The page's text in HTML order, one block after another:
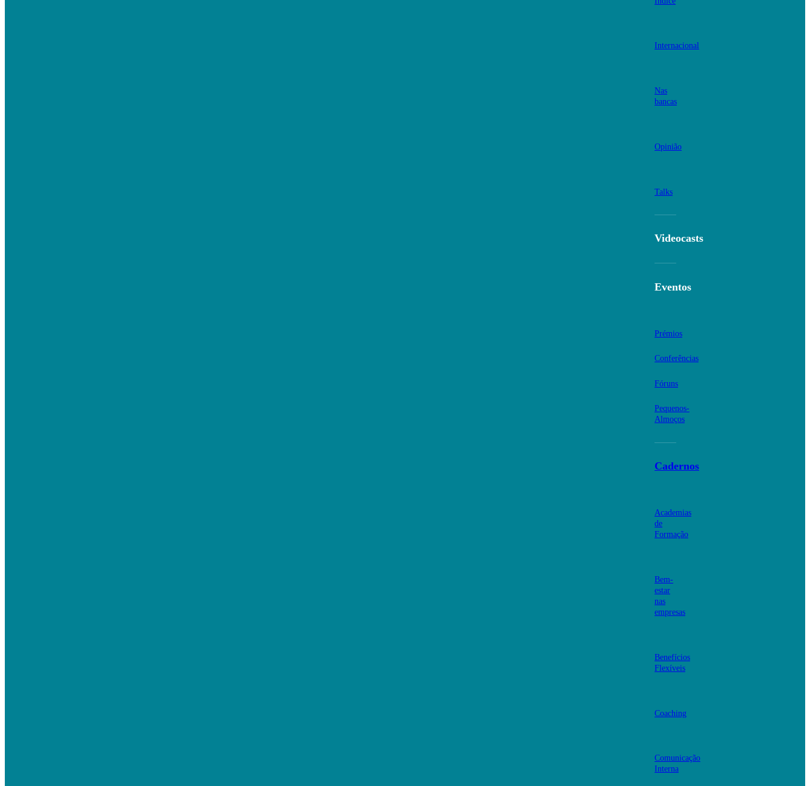
Internacional
Nas
bancas
Opinião
Talks
Videocasts
Eventos
Prémios
Conferências
Fóruns
Pequenos-
Almoços
Cadernos
Academias
de
Formação
Bem-
estar
nas
empresas
Benefícios
Flexíveis
Coaching
Comunicação
Interna